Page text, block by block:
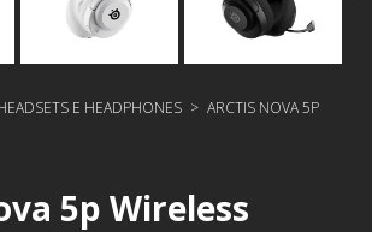
E HEADPHONES > ARCTIS NOVA 5P
5p Wireless